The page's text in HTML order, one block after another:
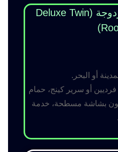
غرفة ديلوكس مزدوجة (Deluxe Twin
أو البحر.
أو سرير كينج، حمام
بشاشة مسطحة، خدمة